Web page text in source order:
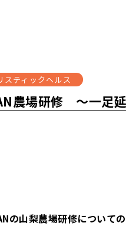
スティックヘルス
農場研修 ～一足延
の山梨農場研修について